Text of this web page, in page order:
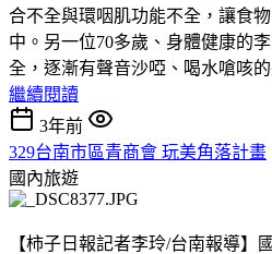
合不全與環咽肌功能不全，讓食
中。另一位70多歲、身體健康的
全，逐漸有聲音沙啞、喝水嗆咳的
繼續閱讀
3年前
329台南市區青商會 玩美角落計畫
國內旅遊
【柿子日報記者李玲/台南報導】